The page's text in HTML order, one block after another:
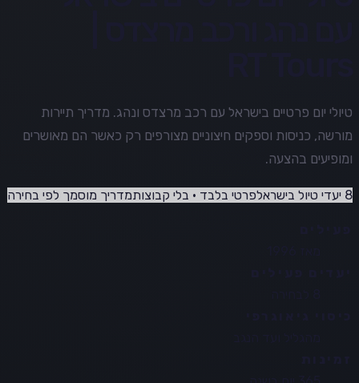
טיולי יום פרטיים בישראל עם רכב מרצדס ונהג. מדריך תיירות
מורשה, כניסות וספקים חיצוניים מצורפים רק כאשר הם מאושרים
ומופיעים בהצעה.
8 יעדי טיול בישראל פרטי בלבד · בלי קבוצותמדריך מוסמך לפי בחירה